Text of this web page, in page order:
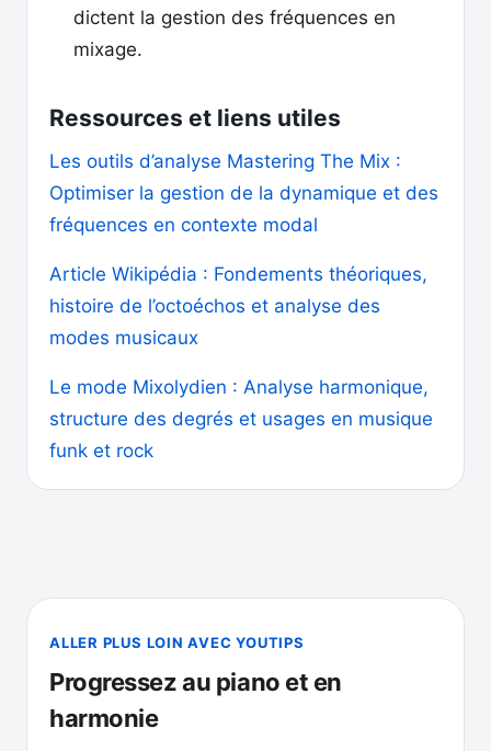
dictent la gestion des fréquences en
mixage.
Ressources et liens utiles
Les outils d’analyse Mastering The Mix :
Optimiser la gestion de la dynamique et des
fréquences en contexte modal
Article Wikipédia : Fondements théoriques,
histoire de l’octoéchos et analyse des
modes musicaux
Le mode Mixolydien : Analyse harmonique,
structure des degrés et usages en musique
funk et rock
ALLER PLUS LOIN AVEC YOUTIPS
Progressez au piano et en
harmonie